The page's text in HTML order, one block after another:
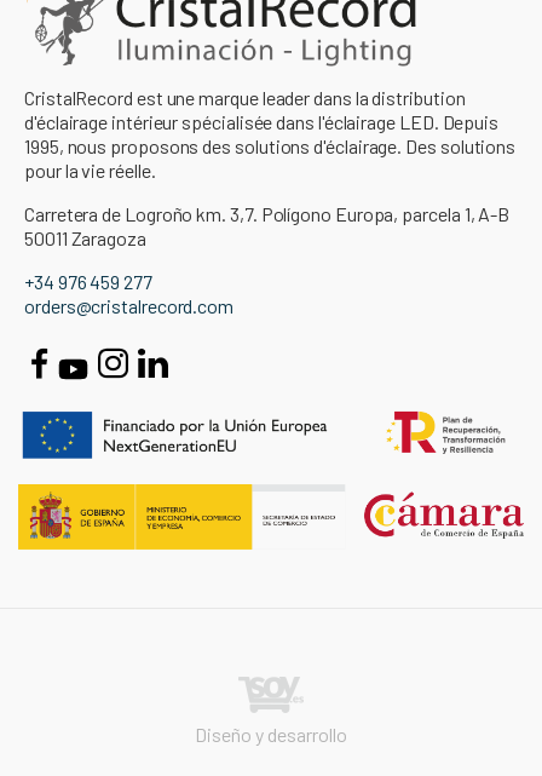
CristalRecord est une marque leader dans la distribution
d'éclairage intérieur spécialisée dans l'éclairage LED. Depuis
1995, nous proposons des solutions d'éclairage. Des solutions
pour la vie réelle.
Carretera de Logroño km. 3,7. Polígono Europa, parcela 1, A-B
50011 Zaragoza
+34 976 459 277
orders@cristalrecord.com
Diseño y desarrollo